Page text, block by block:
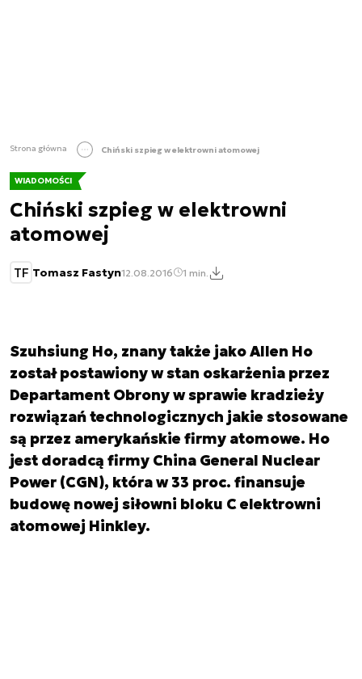
Strona główna Chiński szpieg w elektrowni atomowej
WIADOMOŚCI
Chiński szpieg w elektrowni
atomowej
TF Tomasz Fastyn12.08.2016 1 min.
Szuhsiung Ho, znany także jako Allen Ho
został postawiony w stan oskarżenia przez
Departament Obrony w sprawie kradzieży
rozwiązań technologicznych jakie stosowane
są przez amerykańskie firmy atomowe. Ho
jest doradcą firmy China General Nuclear
Power (CGN), która w 33 proc. finansuje
budowę nowej siłowni bloku C elektrowni
atomowej Hinkley.